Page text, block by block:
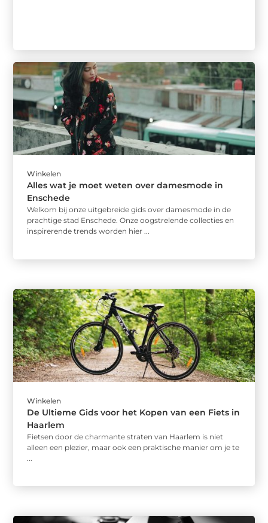
Winkelen
Alles wat je moet weten over damesmode in
Enschede
Welkom bij onze uitgebreide gids over damesmode in de
prachtige stad Enschede. Onze oogstrelende collecties en
inspirerende trends worden hier ...
Winkelen
De Ultieme Gids voor het Kopen van een Fiets in
Haarlem
Fietsen door de charmante straten van Haarlem is niet
alleen een plezier, maar ook een praktische manier om je te